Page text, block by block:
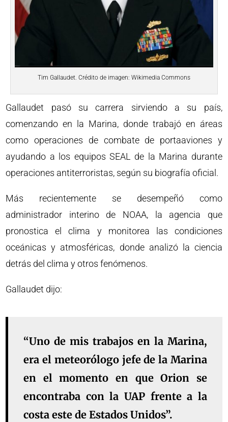
Tim Gallaudet. Crédito de imagen: Wikimedia Commons
Gallaudet pasó su carrera sirviendo a su país,
comenzando en la Marina, donde trabajó en áreas
como operaciones de combate de portaaviones y
ayudando a los equipos SEAL de la Marina durante
operaciones antiterroristas, según su biografía oficial.
Más recientemente se desempeñó como
administrador interino de NOAA, la agencia que
pronostica el clima y monitorea las condiciones
oceánicas y atmosféricas, donde analizó la ciencia
detrás del clima y otros fenómenos.
Gallaudet dijo:
“Uno de mis trabajos en la Marina,
era el meteorólogo jefe de la Marina
en el momento en que Orion se
encontraba con la UAP frente a la
costa este de Estados Unidos”.